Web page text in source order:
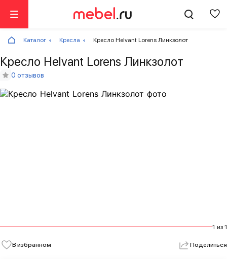
Каталог Кресла Кресло Helvant Lorens Линкзолот
Кресло Helvant Lorens Линкзолот
0 отзывов
1 из 1
В избранном Поделиться